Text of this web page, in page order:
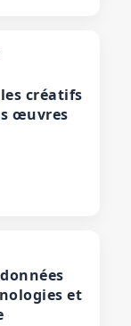
créatifs
œuvres
et